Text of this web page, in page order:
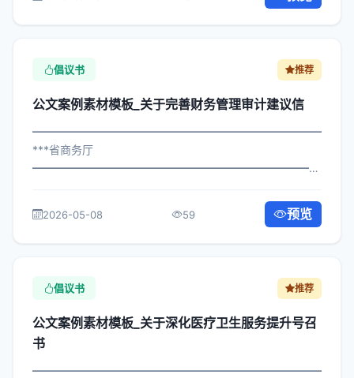
倡议书 推荐
公文案例素材模板_关于完善财务管理审计建议信
***省商务厅
构： 为深入贯彻落实习近平总书记关于...
2026-05-08 59 预览
倡议书 推荐
公文案例素材模板_关于深化医疗卫生服务提升号召
书